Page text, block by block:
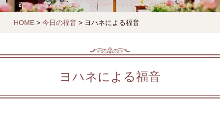
HOME > 今日の福音 > ヨハネによる福音
ヨハネによる福音